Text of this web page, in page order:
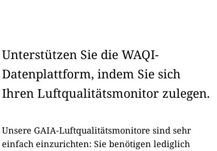
Unterstützen Sie die WAQI-
Datenplattform, indem Sie sich
Ihren Luftqualitätsmonitor zulegen.
Unsere GAIA-Luftqualitätsmonitore sind sehr
einfach einzurichten: Sie benötigen lediglich